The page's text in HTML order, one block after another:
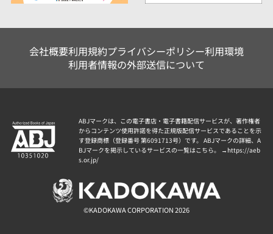
会社概要利用規約プライバシーポリシー利用環境
利用者情報の外部送信について
ABJマークは、この電子書店・電子書籍配信サービスが、著作権者
からコンテンツ使用許諾を得た正規版配信サービスであることを示
す登録商標（登録番号 第6091713号）です。 ABJマークの詳細、A
BJマークを掲示しているサービスの一覧はこちら。 → https://aeb
s.or.jp/
©KADOKAWA CORPORATION 2026